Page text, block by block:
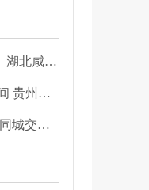
聚焦“小切口” 织密“防护网”——湖北咸安公安开展精准清查行动净化夏夜治安环境
宣讲声响在耳边 安全弦绷在心间 贵州交警深入开展夏季交通安全宣传活动
四川攀枝花警方破获一起特大“同城交友”电信网络诈骗案